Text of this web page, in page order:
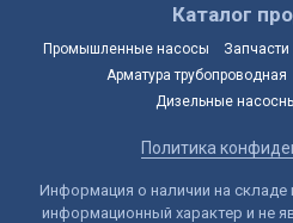
Каталог
Промышленные насосы
Арматура трубопроводная
Дизельные
Политика
Информация о наличии на
информационный характер и не